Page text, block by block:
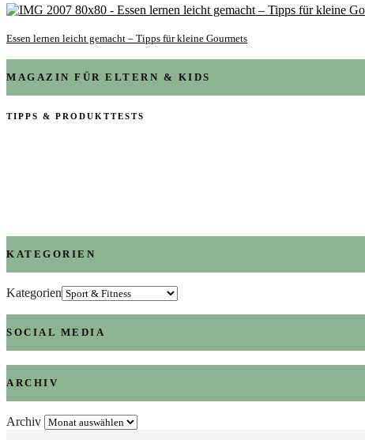
Essen lernen leicht gemacht – Tipps für kleine Gourmets
MAGAZIN FÜR ELTERN & KIDS
TIPPS & PRODUKTTESTS
KATEGORIEN
Kategorien
SOCIAL MEDIA
ARCHIV
Archiv